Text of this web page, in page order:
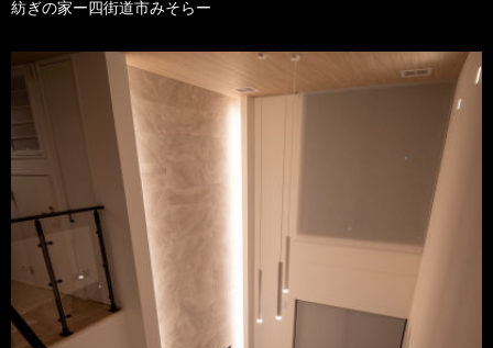
紡ぎの家ー四街道市みそらー